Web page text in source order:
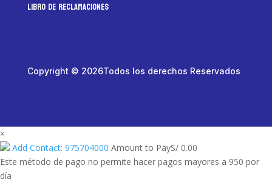
LIBRO DE RECLAMACIONES
Copyright © 2026Todos los derechos Reservados
×
Add Contact: 975704000 Amount to PayS/ 0.00
Este método de pago no permite hacer pagos mayores a 950 por
día